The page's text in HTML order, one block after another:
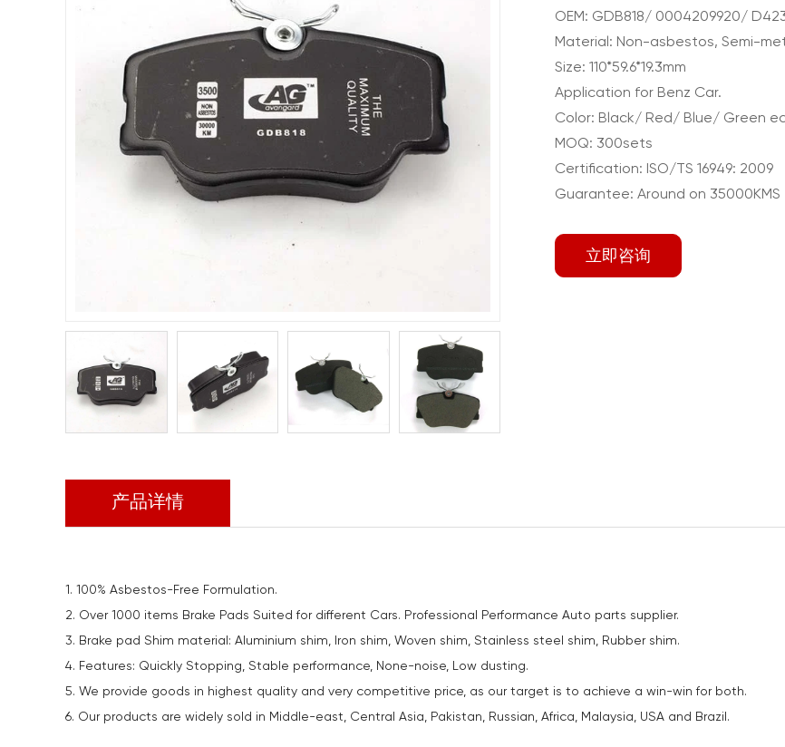
OEM: GDB818/ 0004209920/
Material: Non-asbestos, Semi-
Size: 110*59.6*19.3mm
Application for Benz Car.
Color: Black/ Red/ Blue/ Green
MOQ: 300sets
Certification: ISO/TS 16949: 2009
Guarantee: Around on 35000KMS
立即咨询
产品详情
1. 100% Asbestos-Free Formulation.
2. Over 1000 items Brake Pads Suited for different Cars. Professional Performance Auto parts supplier.
3. Brake pad Shim material: Aluminium shim, Iron shim, Woven shim, Stainless steel shim, Rubber shim.
4. Features: Quickly Stopping, Stable performance, None-noise, Low dusting.
5. We provide goods in highest quality and very competitive price, as our target is to achieve a win-win for both.
6. Our products are widely sold in Middle-east, Central Asia, Pakistan, Russian, Africa, Malaysia, USA and Brazil.